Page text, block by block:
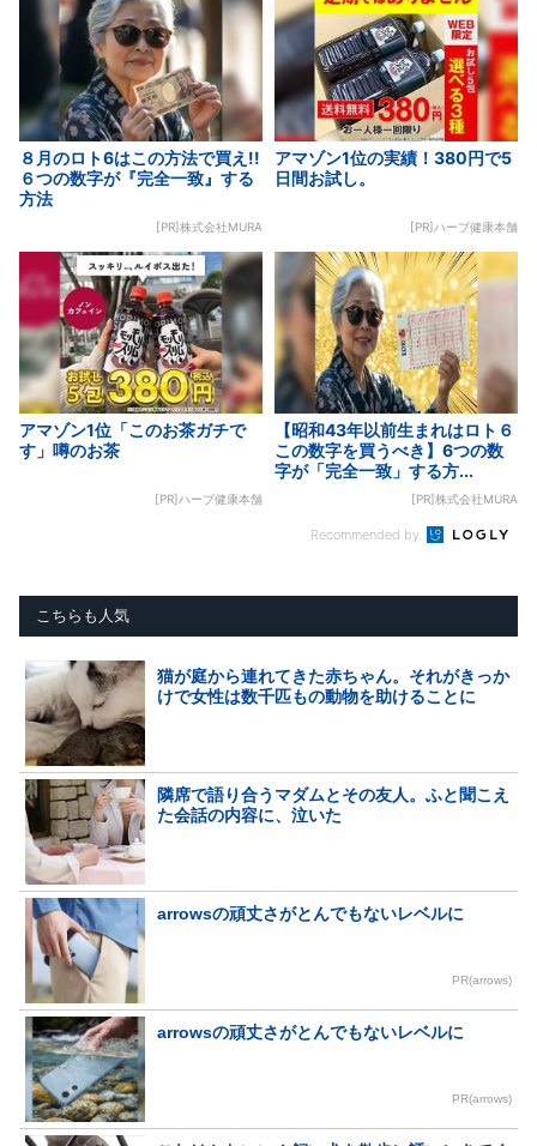
８月のロト6はこの方法で買え!!
６つの数字が『完全一致』する
方法
[PR]株式会社MURA
アマゾン1位の実績！380円で5
日間お試し。
[PR]ハーブ健康本舗
アマゾン1位「このお茶ガチで
す」噂のお茶
[PR]ハーブ健康本舗
【昭和43年以前生まれはロト６
この数字を買うべき】6つの数
字が「完全一致」する方...
[PR]株式会社MURA
Recommended by
こちらも人気
猫が庭から連れてきた赤ちゃん。それがきっか
けで女性は数千匹もの動物を助けることに
隣席で語り合うマダムとその友人。ふと聞こえ
た会話の内容に、泣いた
arrowsの頑丈さがとんでもないレベルに
PR(arrows)
arrowsの頑丈さがとんでもないレベルに
PR(arrows)